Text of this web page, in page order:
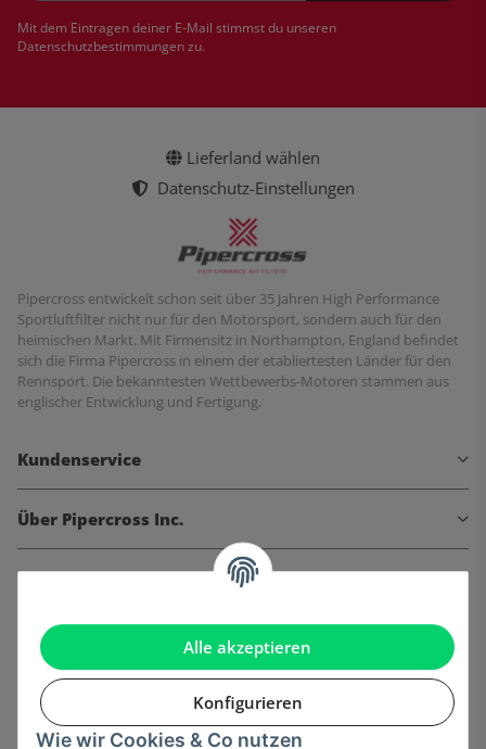
Alle akzeptieren
Konfigurieren
Wie wir Cookies & Co nutzen
Mit dem Eintragen deiner E-Mail stimmst du unseren
Datenschutzbestimmungenzu.
Lieferland wählen
Datenschutz-Einstellungen
Pipercross entwickelt schon seit über 35 Jahren High Performance
Sportluftfilter nicht nur für den Motorsport, sondern auch für den
heimischen Markt. Mit Firmensitz in Northampton, England befindet
sich die Firma Pipercross in einem der etabliertesten Länder für den
Rennsport. Die bekanntesten Wettbewerbs-Motoren stammen aus
englischer Entwicklung und Fertigung.
Kundenservice
Über Pipercross Inc.
Informationen
Gesetzliche Informationen